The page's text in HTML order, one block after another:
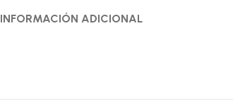
INFORMACIÓN ADICIONAL